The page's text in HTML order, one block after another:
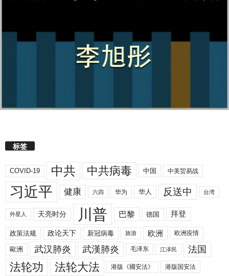
标签
COVID-19 中共 中共病毒 中国 中美贸易战
习近平 健康 六四 华为 华人 反送中 台湾
外星人 天亮时分 川普 巴黎 德国 拜登
政策法规 政论天下 新冠病毒 旅游 欧洲 欧洲疫情
歐洲 武汉肺炎 武漢肺炎 毛泽东 江泽民 法国
法轮功 法轮大法 港版《國安法》 港版国安法